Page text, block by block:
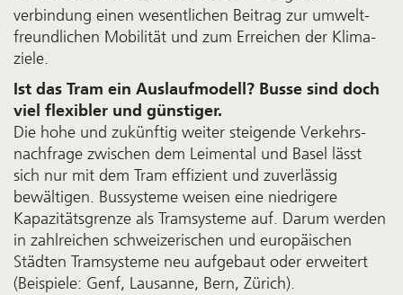
verbindung einen wesent­lichen Beitrag zur umwelt­
freund­lichen Mobilität und zum Erreichen der Klima­
ziele.
Ist das Tram ein Auslaufmodell? Busse sind doch
viel flexibler und günstiger.
Die hohe und zukünftig weiter steigende Verkehrs­
nachfrage zwischen dem Leimen­tal und Basel lässt
sich nur mit dem Tram effizient und zuver­lässig
bewälti­gen. Bus­systeme weisen eine nied­rigere
Kapazitäts­grenze als Tram­systeme auf. Darum werden
in zahl­reichen schweizer­ischen und europä­ischen
Städten Tram­systeme neu aufgebaut oder erweitert
(Beispiele: Genf, Lausanne, Bern, Zürich).